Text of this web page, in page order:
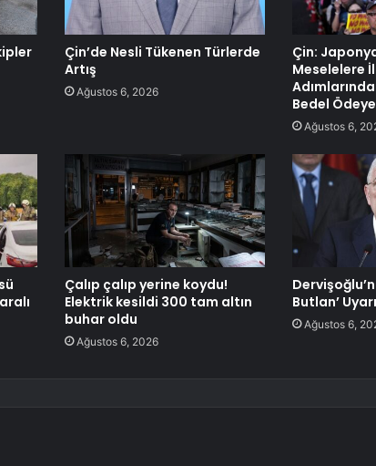
Çin’de Nesli Tükenen Türlerde
Artış
Ağustos 6, 2026
Çin:
Meselelere
Bedel
Ağustos 6,
Çalıp çalıp yerine koydu!
Elektrik kesildi 300 tam altın
buhar oldu
Ağustos 6, 2026
Butlan’
Ağustos 6,